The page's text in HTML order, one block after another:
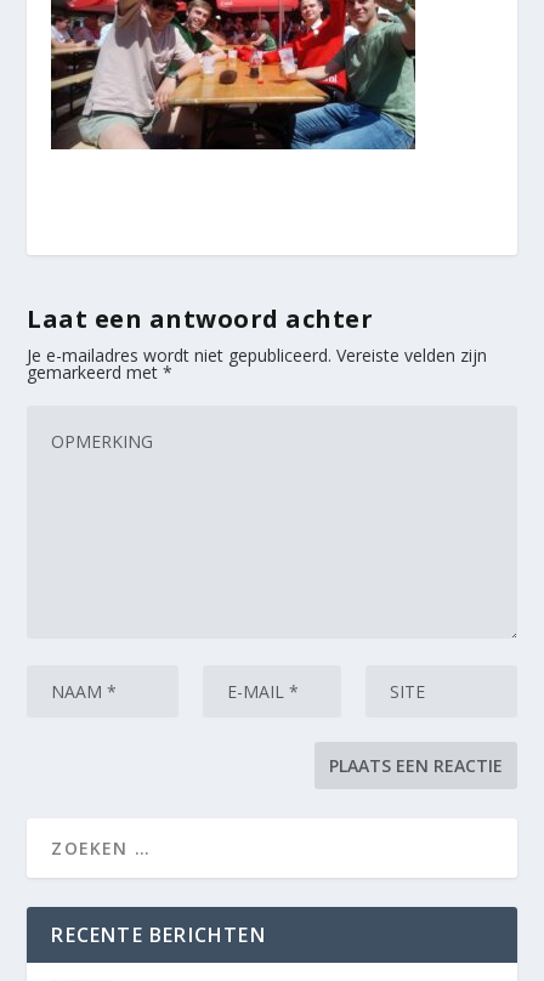
Laat een antwoord achter
Je e-mailadres wordt niet gepubliceerd. Vereiste velden zijn
gemarkeerd met*
RECENTE BERICHTEN